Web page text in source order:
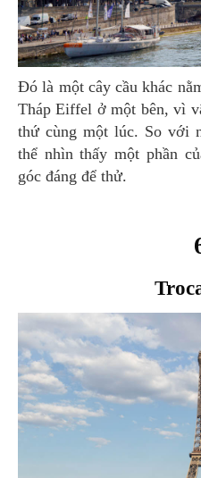
Đó là một cây cầu khác nằm ngay đối diện Invalides và
Tháp Eiffel ở một bên, vì
thứ cùng một lúc. So với
thể nhìn thấy một phần
góc đáng để thử.